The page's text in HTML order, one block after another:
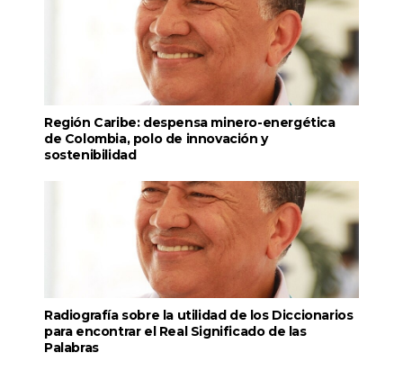
Región Caribe: despensa minero-energética
de Colombia, polo de innovación y
sostenibilidad
Radiografía sobre la utilidad de los Diccionarios
para encontrar el Real Significado de las
Palabras